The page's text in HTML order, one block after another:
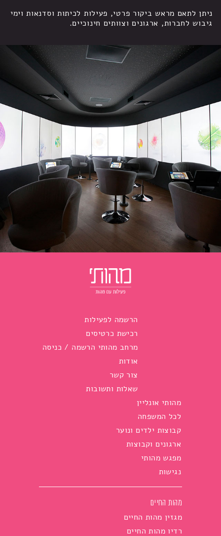
ניתן לתאם מראש ביקור פרטי, פעילות לכיתות וסדנאות וימי
גיבוש לחברות, ארגונים וצוותים חינוכיים.
הרשמה לפעילות
רכישת כרטיסים
מרחב מהותי הרשמה / כניסה
אודות
צור קשר
שאלות ותשובות
מהותי אונליין
לכל המשפחה
קבוצות ילדים ונוער
ארגונים וקבוצות
מפגש מהותי
נגישות
מהות החיים
מגזין מהות החיים
רדיו מהות החיים